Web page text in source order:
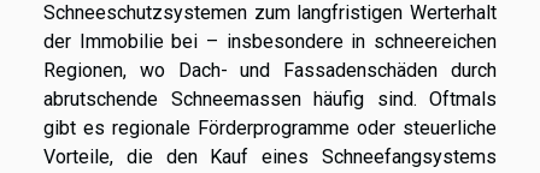
Schneeschutzsystemen zum langfristigen Werterhalt
der Immobilie bei – insbesondere in schneereichen
Regionen, wo Dach- und Fassadenschäden durch
abrutschende Schneemassen häufig sind. Oftmals
gibt es regionale Förderprogramme oder steuerliche
Vorteile, die den Kauf eines Schneefangsystems